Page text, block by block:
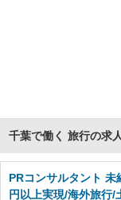
千葉で働く 旅行の求
PRコンサルタント
円以上実現/海外旅行/